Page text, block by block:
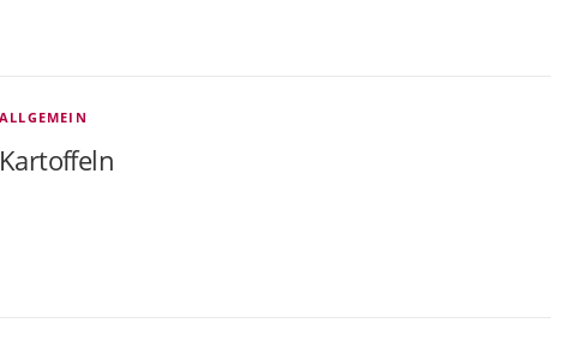
ALLGEMEIN
Kartoffeln